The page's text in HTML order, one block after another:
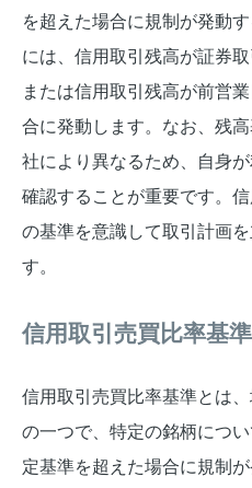
を超えた場合に規制が発動
には、信用取引残高が証券
または信用取引残高が前営
合に発動します。なお、残
社により異なるため、自身
確認することが重要です。
の基準を意識して取引計画
す。
信用取引売買比率基準
信用取引売買比率基準とは
の一つで、特定の銘柄につ
定基準を超えた場合に規制